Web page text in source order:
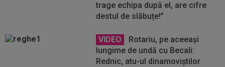
trage echipa după el, are cifre
destul de slăbuțe!”
VIDEO
Rotariu, pe aceeaşi
lungime de undă cu Becali:
Rednic, atu-ul dinamoviştilor